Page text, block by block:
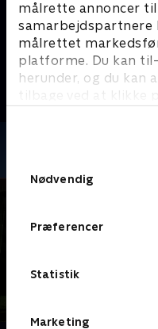
målrette annoncer til
samarbejdspartnere
målrettet
platforme. Du kan
herunder, og du
tilbage ved at klikke
Nødvendig
Præferencer
Statistik
Marketing
Megafamilie - mor,
Dokumentar • 1 sæsoner